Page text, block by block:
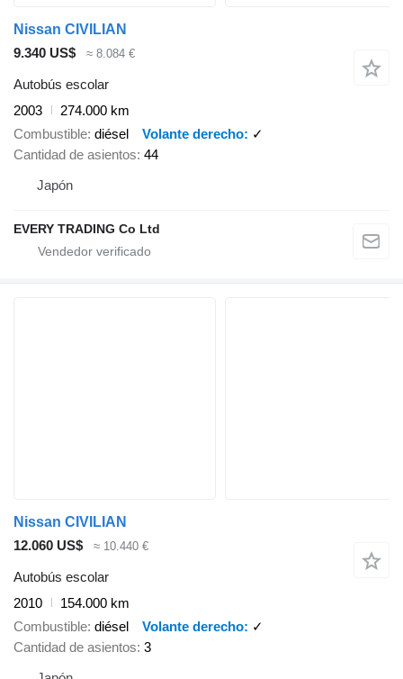
Nissan CIVILIAN
9.340 US$
≈ 8.084 €
Autobús escolar
2003
274.000 km
Combustible diésel Volante derecho
✓
Cantidad de asientos 44
Japón
EVERY TRADING Co Ltd
Nissan CIVILIAN
12.060 US$
≈ 10.440 €
Autobús escolar
2010
154.000 km
Combustible diésel Volante derecho
✓
Cantidad de asientos 3